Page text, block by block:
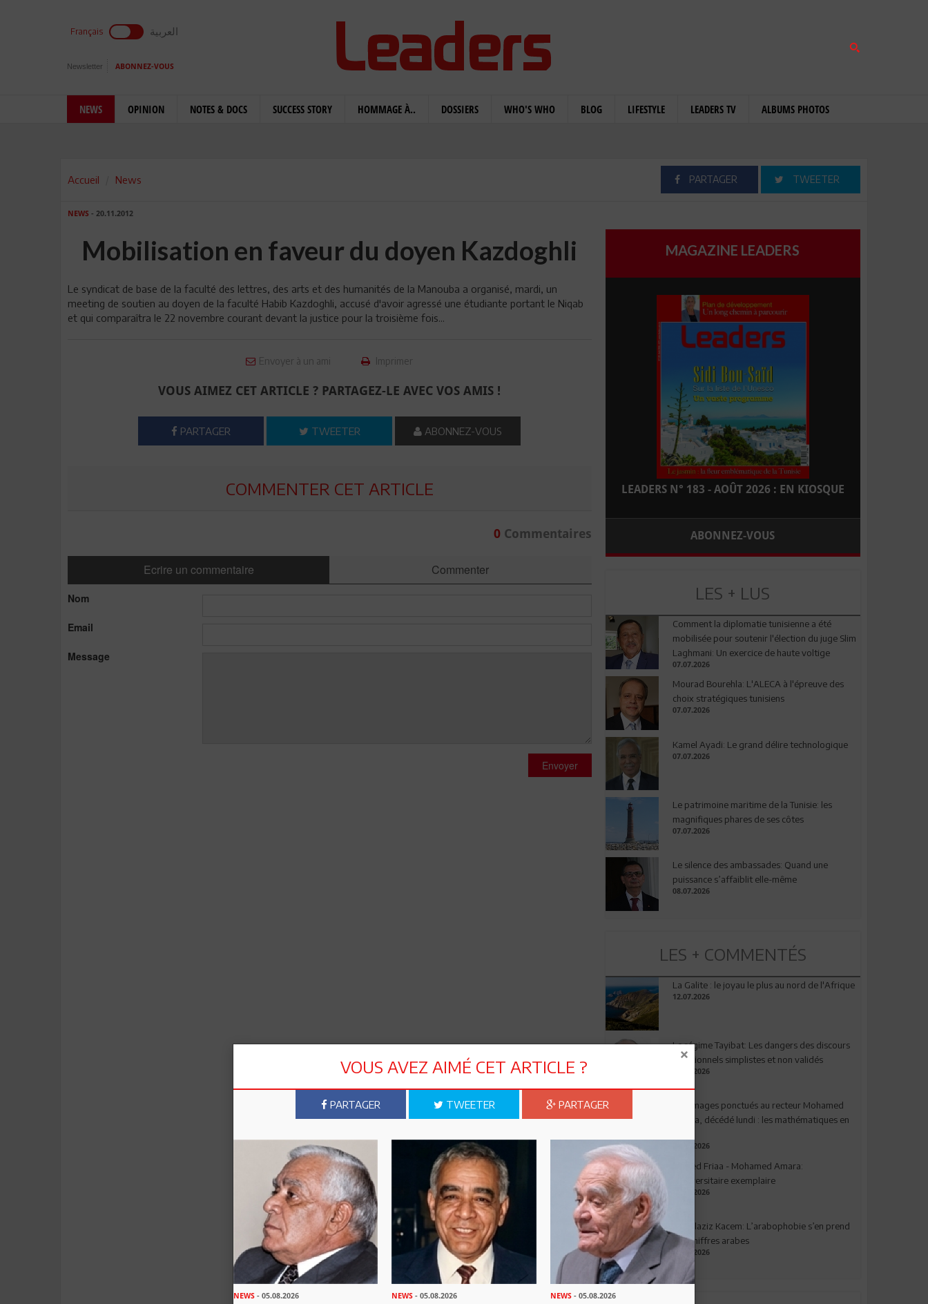
Français العربية
Newsletter ABONNEZ-VOUS
NEWS OPINION NOTES & DOCS SUCCESS STORY HOMMAGE À.. DOSSIERS WHO'S WHO BLOG LIFESTYLE LEADERS TV ALBUMS PHOTOS
Accueil News PARTAGER TWEETER
NEWS - 20.11.2012
Mobilisation en faveur du doyen Kazdoghli
Le syndicat de base de la faculté des lettres, des arts et des humanités de la Manouba a organisé, mardi, un
meeting de soutien au doyen de la faculté Habib Kazdoghli, accusé d'avoir agressé une étudiante portant le Niqab
et qui comparaîtra le 22 novembre courant devant la justice pour la troisième fois...
Envoyer à un ami Imprimer
VOUS AIMEZ CET ARTICLE ? PARTAGEZ-LE AVEC VOS AMIS !
PARTAGER TWEETER ABONNEZ-VOUS
COMMENTER CET ARTICLE
0Commentaires
Ecrire un commentaire Commenter
Nom
Email
Message
Envoyer
MAGAZINE LEADERS
LEADERS N° 183 - AOÛT 2026 : EN KIOSQUE
ABONNEZ-VOUS
LES + LUS
Comment la diplomatie tunisienne a été
mobilisée pour soutenir l'élection du juge Slim
Laghmani: Un exercice de haute voltige
07.07.2026
Mourad Bourehla: L'ALECA à l'épreuve des
choix stratégiques tunisiens
07.07.2026
Kamel Ayadi: Le grand délire technologique
07.07.2026
Le patrimoine maritime de la Tunisie: les
magnifiques phares de ses côtes
07.07.2026
Le silence des ambassades: Quand une
puissance s’affaiblit elle-même
08.07.2026
LES + COMMENTÉS
La Galite : le joyau le plus au nord de l'Afrique
12.07.2026
Le régime Tayibat: Les dangers des discours
nutritionnels simplistes et non validés
09.07.2026
Hommages ponctués au recteur Mohamed
Amara, décédé lundi : les mathématiques en
03.08.2026
Ahmed Friaa - Mohamed Amara:
l’Universitaire exemplaire
04.08.2026
Abdelaziz Kacem: L’arabophobie s’en prend
aux chiffres arabes
09.07.2026
VOUS AVEZ AIMÉ CET ARTICLE ?
PARTAGER TWEETER PARTAGER
NEWS - 05.08.2026 NEWS - 05.08.2026 NEWS- 05.08.2026